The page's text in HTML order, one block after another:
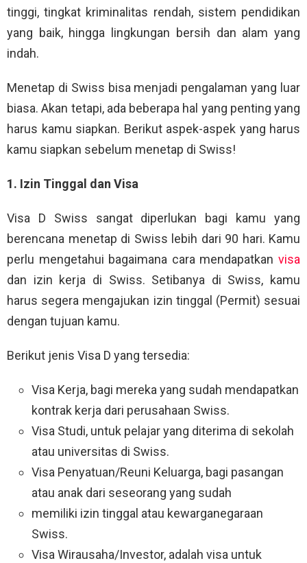
tinggi, tingkat kriminalitas rendah, sistem pendidikan
yang baik, hingga lingkungan bersih dan alam yang
indah.
Menetap di Swiss bisa menjadi pengalaman yang luar
biasa. Akan tetapi, ada beberapa hal yang penting yang
harus kamu siapkan. Berikut aspek-aspek yang harus
kamu siapkan sebelum menetap di Swiss!
1. Izin Tinggal dan Visa
Visa D Swiss sangat diperlukan bagi kamu yang
berencana menetap di Swiss lebih dari 90 hari. Kamu
perlu mengetahui bagaimana cara mendapatkan visa
dan izin kerja di Swiss. Setibanya di Swiss, kamu
harus segera mengajukan izin tinggal (Permit) sesuai
dengan tujuan kamu.
Berikut jenis Visa D yang tersedia:
Visa Kerja, bagi mereka yang sudah mendapatkan
kontrak kerja dari perusahaan Swiss.
Visa Studi, untuk pelajar yang diterima di sekolah
atau universitas di Swiss.
Visa Penyatuan/Reuni Keluarga, bagi pasangan
atau anak dari seseorang yang sudah
memiliki izin tinggal atau kewarganegaraan
Swiss.
Visa Wirausaha/Investor, adalah visa untuk